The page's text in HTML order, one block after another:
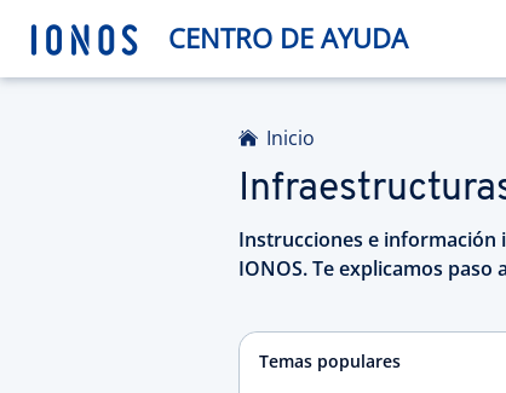
CENTRO DE AYUDA
Inicio
Instrucciones e información
IONOS. Te explicamos
Temas populares